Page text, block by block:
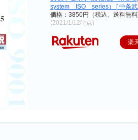
system ISO series） [ 中条武
価格：3850円（税込、送料無
(2021/1/12時点)
楽